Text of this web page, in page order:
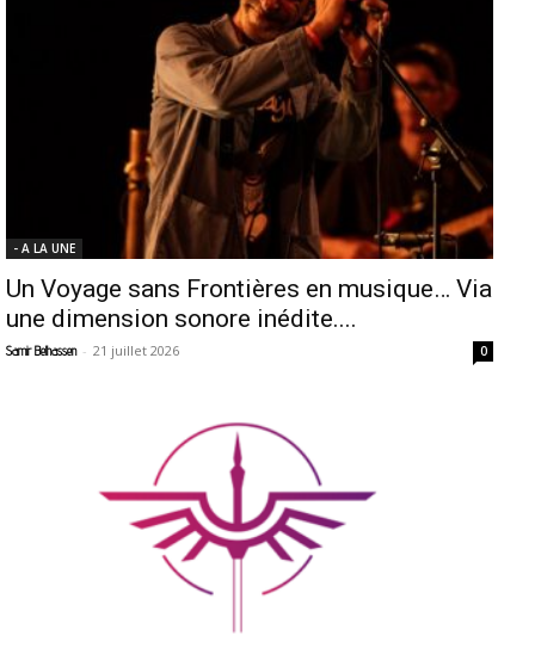
- A LA UNE
Un Voyage sans Frontières en musique… Via
une dimension sonore inédite....
Samir Belhassen - 21 juillet 2026 0